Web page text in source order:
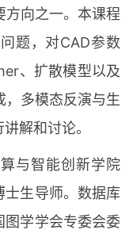
方向之一。本课程
题，对CAD参数
、扩散模型以及
，多模态反演与生
解和讨论。
与智能创新学院
士生导师。数据库
图学学会专委会委